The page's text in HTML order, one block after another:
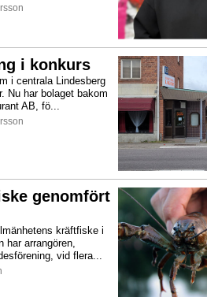
i konkurs
i centrala Lindesberg
Nu har bolaget bakom
AB, fö...
genomfört
kräftfiske i
har arrangören,
vid flera...